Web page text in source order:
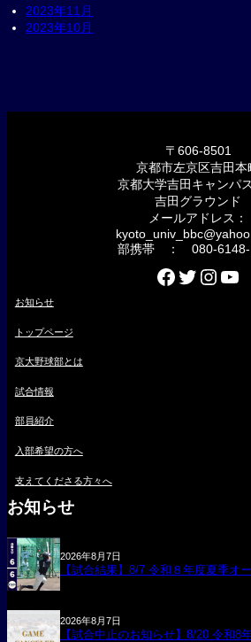
2023年11月
2023年10月
〒606-8501
京都市左京区吉田本
京都大学吉田キャンパ
吉田グラウンド
メールアドレス：
部携帯 ： 080-6148-
Facebook Twitter Instagram YouTube
お知らせ
トップページ
京大野球部とは
試合情報
部員紹介
入部希望の方へ
支えてくださる方々へ
お知らせ
2026年8月7日
【試合結果】8/7 令和８年度夏季オ
2026年8月7日
【試合中止のお知らせ】8/20 令和8